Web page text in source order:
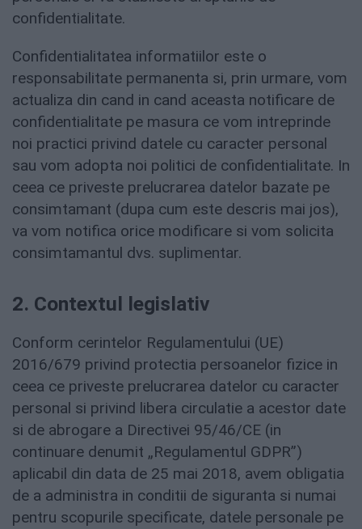
confidentialitate.
Confidentialitatea informatiilor este o
responsabilitate permanenta si, prin urmare, vom
actualiza din cand in cand aceasta notificare de
confidentialitate pe masura ce vom intreprinde
noi practici privind datele cu caracter personal
sau vom adopta noi politici de confidentialitate. In
ceea ce priveste prelucrarea datelor bazate pe
consimtamant (dupa cum este descris mai jos),
va vom notifica orice modificare si vom solicita
consimtamantul dvs. suplimentar.
2. Contextul legislativ
Conform cerintelor Regulamentului (UE)
2016/679 privind protectia persoanelor fizice in
ceea ce priveste prelucrarea datelor cu caracter
personal si privind libera circulatie a acestor date
si de abrogare a Directivei 95/46/CE (in
continuare denumit „Regulamentul GDPR”)
aplicabil din data de 25 mai 2018, avem obligatia
de a administra in conditii de siguranta si numai
pentru scopurile specificate, datele personale pe